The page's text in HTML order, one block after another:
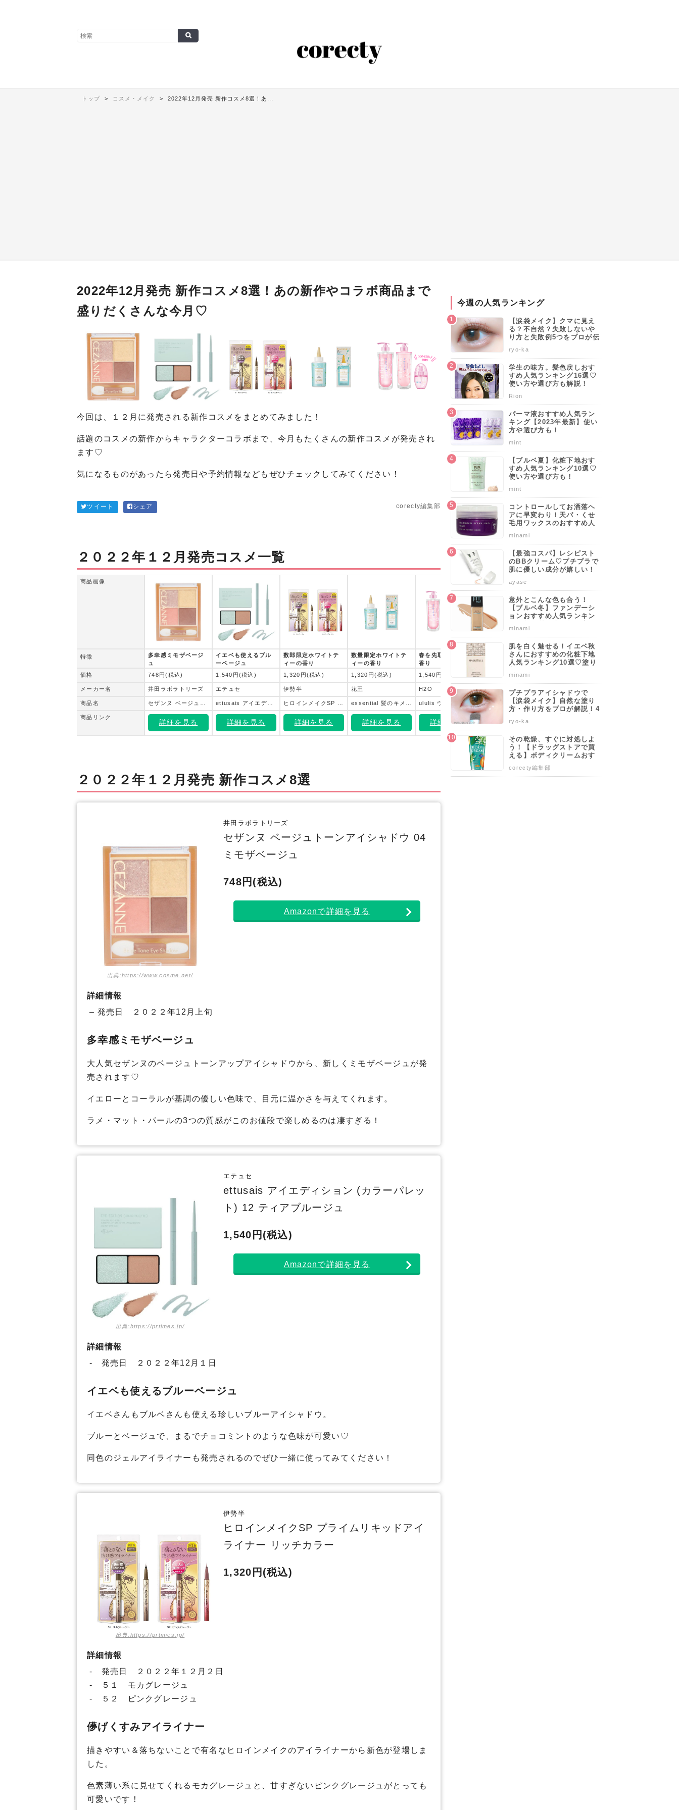
トップ コスメ・メイク 2022年12月発売 新作コスメ8選！あ...
2022年12月発売 新作コスメ8選！あの新作やコラボ商品まで
盛りだくさんな今月♡
今回は、１２月に発売される新作コスメをまとめてみました！
話題のコスメの新作からキャラクターコラボまで、今月もたくさんの新作コスメが発売され
ます♡
気になるものがあったら発売日や予約情報などもぜひチェックしてみてください！
ツイート シェア corecty編集部
２０２２年１２月発売コスメ一覧
商品画像
特徴
価格
メーカー名
商品名
商品リンク
多幸感ミモザベージ
ュ
748円(税込)
井田ラボラトリーズ
詳細を見る
イエベも使えるブル
ーベージュ
1,540円(税込)
エテュセ
詳細を見る
数郎限定ホワイトテ
ィーの香り
1,320円(税込)
伊勢半
詳細を見る
数量限定ホワイトテ
ィーの香り
1,320円(税込)
花王
詳細を見る
春を先取るサクラの
香り
1,540円(税込)
H2O
ululis ウォーターコンク モイスト シャンプー/トリートメント/ヘアオイル（桜ver.）
詳細を見る
あのリップスクラブ
がミルキーとコラボ
814円(税込)
レブロン
REVLON キス シュガー スクラブ
詳細を見る
「まるで空気」なジ
ェルリップティント
NARS
２０２２年１２月発売 新作コスメ8選
出典:https://www.cosme.net/
井田ラボラトリーズ
セザンヌ ベージュトーンアイシャドウ 04
ミモザベージュ
748円(税込)
Amazonで詳細を見る
詳細情報
– 発売日 ２０２２年12月上旬
多幸感ミモザベージュ
大人気セザンヌのベージュトーンアップアイシャドウから、新しくミモザベージュが発
売されます♡
イエローとコーラルが基調の優しい色味で、目元に温かさを与えてくれます。
ラメ・マット・パールの3つの質感がこのお値段で楽しめるのは凄すぎる！
出典:https://prtimes.jp/
エテュセ
ettusais アイエディション (カラーパレッ
ト) 12 ティアブルージュ
1,540円(税込)
Amazonで詳細を見る
詳細情報
- 発売日 ２０２２年12月１日
イエベも使えるブルーベージュ
イエベさんもブルベさんも使える珍しいブルーアイシャドウ。
ブルーとベージュで、まるでチョコミントのような色味が可愛い♡
同色のジェルアイライナーも発売されるのでぜひ一緒に使ってみてください！
出典:https://prtimes.jp/
伊勢半
ヒロインメイクSP プライムリキッドアイ
ライナー リッチカラー
1,320円(税込)
詳細情報
- 発売日 ２０２２年１２月２日
- ５１ モカグレージュ
- ５２ ピンクグレージュ
儚げくすみアイライナー
描きやすい＆落ちないことで有名なヒロインメイクのアイライナーから新色が登場しま
した。
色素薄い系に見せてくれるモカグレージュと、甘すぎないピンクグレージュがとっても
可愛いです！
今週の人気ランキング
【涙袋メイク】クマに見え
る？不自然？失敗しないや
り方と失敗例5つをプロが伝
ryo-ka
学生の味方。髪色戻しおす
すめ人気ランキング16選♡
使い方や選び方も解説！
Rion
パーマ液おすすめ人気ラン
キング【2023年最新】使い
方や選び方も！
mint
【ブルベ夏】化粧下地おす
すめ人気ランキング10選♡
使い方や選び方も！
mint
コントロールしてお洒落ヘ
アに早変わり！天パ・くせ
毛用ワックスのおすすめ人
♡使い方や選び方のポイン
minami
【最強コスパ】レシピスト
のBBクリーム♡プチプラで
肌に優しい成分が嬉しい！
らカバーしよう。
ayase
意外とこんな色も合う！
【ブルベ冬】ファンデーシ
ョンおすすめ人気ランキン
ポイントも解説！
minami
肌を白く魅せる！イエベ秋
さんにおすすめの化粧下地
人気ランキング10選♡塗り
説！
minami
プチプラアイシャドウで
【涙袋メイク】自然な塗り
方・作り方をプロが解説！4
伝授します♡
ryo-ka
その乾燥、すぐに対処しよ
う！【ドラッグストアで買
える】ボディクリームおす
すめ人気ランキング10選♡
塗り方や選び方も解説
corecty編集部